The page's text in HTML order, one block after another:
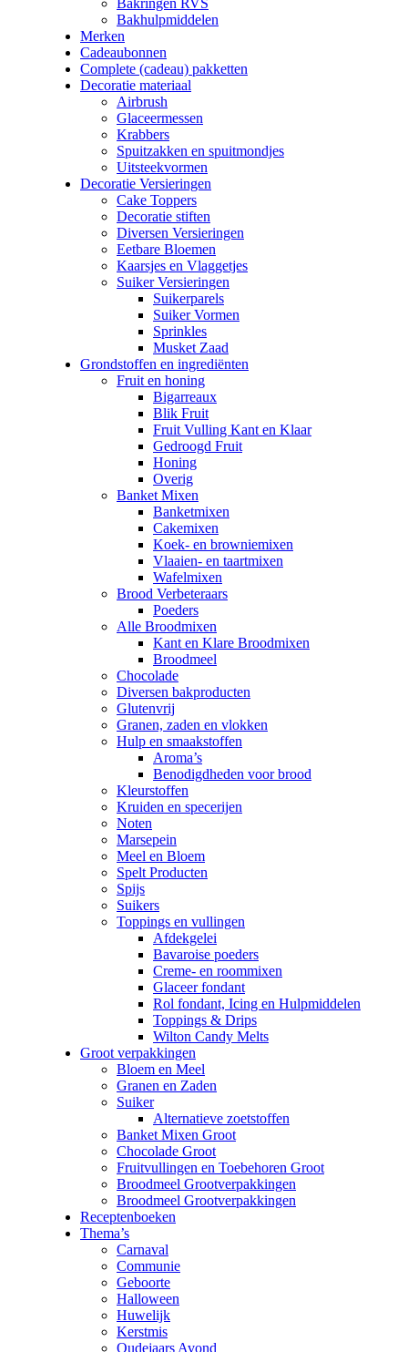
Bakringen RVS
Bakhulpmiddelen
Merken
Cadeaubonnen
Complete (cadeau) pakketten
Decoratie materiaal
Airbrush
Glaceermessen
Krabbers
Spuitzakken en spuitmondjes
Uitsteekvormen
Decoratie Versieringen
Cake Toppers
Decoratie stiften
Diversen Versieringen
Eetbare Bloemen
Kaarsjes en Vlaggetjes
Suiker Versieringen
Suikerparels
Suiker Vormen
Sprinkles
Musket Zaad
Grondstoffen en ingrediënten
Fruit en honing
Bigarreaux
Blik Fruit
Fruit Vulling Kant en Klaar
Gedroogd Fruit
Honing
Overig
Banket Mixen
Banketmixen
Cakemixen
Koek- en browniemixen
Vlaaien- en taartmixen
Wafelmixen
Brood Verbeteraars
Poeders
Alle Broodmixen
Kant en Klare Broodmixen
Broodmeel
Chocolade
Diversen bakproducten
Glutenvrij
Granen, zaden en vlokken
Hulp en smaakstoffen
Aroma’s
Benodigdheden voor brood
Kleurstoffen
Kruiden en specerijen
Noten
Marsepein
Meel en Bloem
Spelt Producten
Spijs
Suikers
Toppings en vullingen
Afdekgelei
Bavaroise poeders
Creme- en roommixen
Glaceer fondant
Rol fondant, Icing en Hulpmiddelen
Toppings & Drips
Wilton Candy Melts
Groot verpakkingen
Bloem en Meel
Granen en Zaden
Suiker
Alternatieve zoetstoffen
Banket Mixen Groot
Chocolade Groot
Fruitvullingen en Toebehoren Groot
Broodmeel Grootverpakkingen
Broodmeel Grootverpakkingen
Receptenboeken
Thema’s
Carnaval
Communie
Geboorte
Halloween
Huwelijk
Kerstmis
Oudejaars Avond